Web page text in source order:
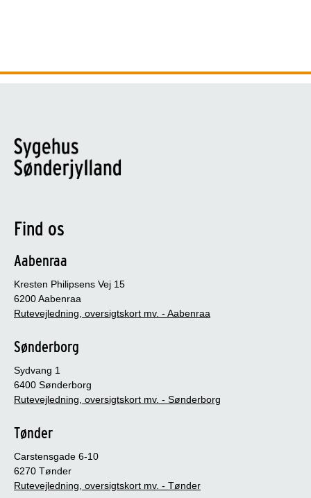
Find os
Aabenraa
Kresten Philipsens Vej 15
6200 Aabenraa
Rutevejledning, oversigtskort mv. - Aabenraa
Sønderborg
Sydvang 1
6400 Sønderborg
Rutevejledning, oversigtskort mv. - Sønderborg
Tønder
Carstensgade 6-10
6270 Tønder
Rutevejledning, oversigtskort mv. - Tønder